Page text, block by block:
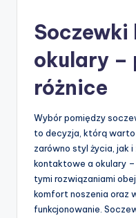
okulary –
różnice
Wybór pomiędzy
to decyzja, którą
zarówno styl życia, jak
kontaktowe a okulary
tymi rozwiązaniami
komfort noszenia oraz
funkcjonowanie.